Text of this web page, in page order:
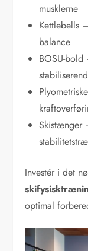
musklerne
Kettlebells
balance
BOSU-
Skistænger
Investér i det
optimal